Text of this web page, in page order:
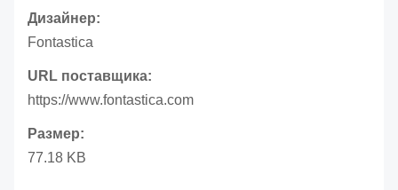
Дизайнер:
Fontastica
URL поставщика:
https://www.fontastica.com
Размер:
77.18 KB